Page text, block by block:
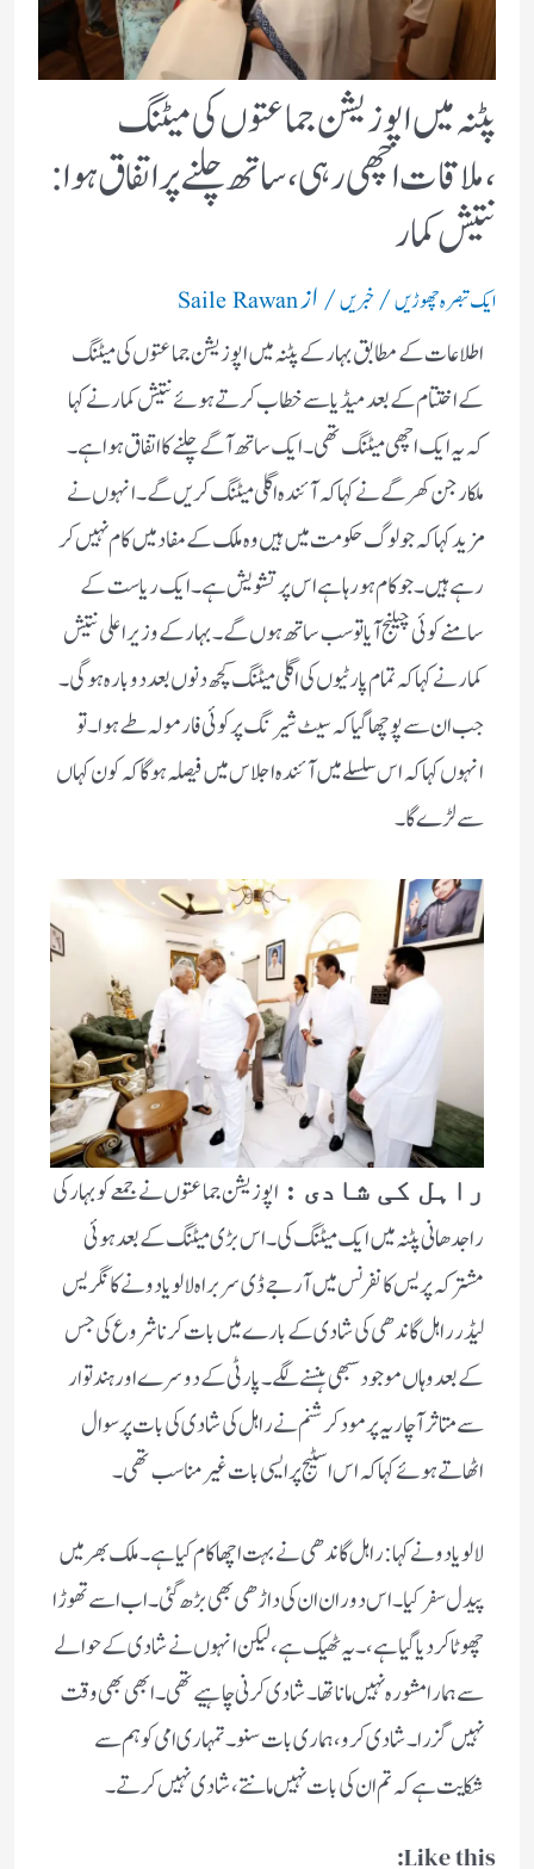
پٹنہ میں اپوزیشن جماعتوں کی میٹنگ
،ملاقات اچھی رہی، ساتھ چلنے پر اتفاق ہوا:
نتیش کمار
ایک تبصرہ چھوڑیں/خبریں/ ازSaile Rawan
اطلاعات کے مطابق بہار کے پٹنہ میں اپوزیشن جماعتوں کی میٹنگ
کے اختتام کے بعد میڈیا سے خطاب کرتے ہوئے نتیش کمار نے کہا
کہ یہ ایک اچھی میٹنگ تھی۔ ایک ساتھ آگے چلنے کا اتفاق ہوا ہے۔
ملکارجن کھرگے نے کہا کہ آئندہ اگلی میٹنگ کریں گے۔انہوں نے
مزید کہا کہ جو لوگ حکومت میں ہیں وہ ملک کے مفاد میں کام نہیں کر
رہے ہیں۔ جو کام ہو رہا ہے اس پر تشویش ہے۔ ایک ریاست کے
سامنے کوئی چیلنج آیا تو سب ساتھ ہوں گے۔بہار کے وزیر اعلی نتیش
کمار نے کہا کہ تمام پارٹیوں کی اگلی میٹنگ کچھ دنوں بعد دوبارہ ہوگی۔
جب ان سے پوچھا گیا کہ سیٹ شیرنگ پر کوئی فارمولہ طے ہوا۔ تو
انہوں کہا کہ اس سلسلے میں آئندہ اجلاس میں فیصلہ ہوگا کہ کون کہاں
سے لڑے گا۔
راہل کی شادی : اپوزیشن جماعتوں نے جمعے کو بہار کی
راجدھانی پٹنہ میں ایک میٹنگ کی۔ اس بڑی میٹنگ کے بعد ہوئی
مشترکہ پریس کانفرنس میں آر جے ڈی سربراہ لالو یادو نے کانگریس
لیڈر راہل گاندھی کی شادی کے بارے میں بات کرنا شروع کی جس
کے بعد وہاں موجود سبھی ہنسنے لگے۔ پارٹی کے دوسرے اور ہندتوار
سے متاثر آچاریہ پرمود کرشنم نے راہل کی شادی کی بات پر سوال
اٹھاتے ہوئے کہا کہ اس اسٹیج پر ایسی بات غیر مناسب تھی۔
لالو یادو نے کہا: راہل گاندھی نے بہت اچھا کام کیا ہے۔ ملک بھر میں
پیدل سفر کیا۔ اس دوران ان کی داڑھی بھی بڑھ گئی۔ اب اسے تھوڑا
چھوٹا کر دیا گیا ہے،۔یہ ٹھیک ہے، لیکن انہوں نے شادی کے حوالے
سے ہمارا مشورہ نہیں مانا تھا۔ شادی کرنی چاہیے تھی۔ ابھی بھی وقت
نہیں گزرا۔ شادی کرو، ہماری بات سنو۔ تمہاری امی کو ہم سے
شکایت ہے کہ تم ان کی بات نہیں مانتے، شادی نہیں کرتے۔
Like this: